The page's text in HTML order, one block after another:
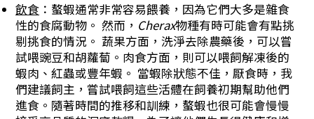
飲食 ：螯蝦通常非常容易餵養，因為它們大多是雜食
性的食腐動物。 然而， Cherax物種有時可能會有點挑
剔挑食的情況。 蔬果方面，洗淨去除農藥後，可以嘗
試喂豌豆和胡蘿蔔。肉食方面，則可以喂飼解凍後的
蝦肉、紅蟲或豐年蝦。 當蝦除狀態不佳，厭食時，我
們建議飼主，嘗試喂飼這些活體在飼養初期幫助他們
進食。隨著時間的推移和訓練，螯蝦也很可能會慢慢